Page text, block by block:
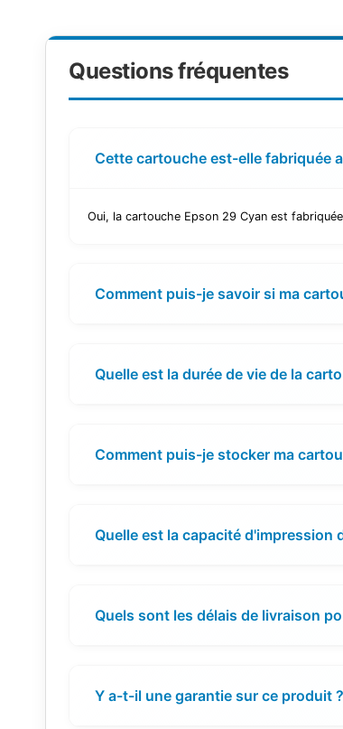
Questions fréquentes
Cette cartouche est-elle fabriquée
Oui, la cartouche Epson 29 Cyan est
Comment puis-je savoir si ma
Quelle est la durée de vie de la
Comment puis-je stocker ma
Quelle est la capacité d'impression
Quels sont les délais de livraison
Y a-t-il une garantie sur ce produit ?